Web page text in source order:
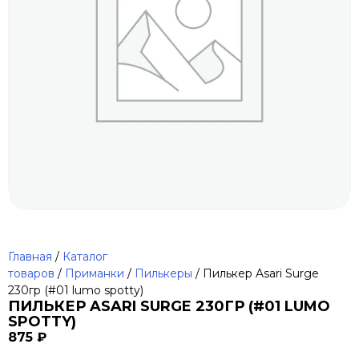
Главная / Каталог
товаров / Приманки / Пилькеры / Пилькер Asari Surge
230гр (#01 lumo spotty)
ПИЛЬКЕР ASARI SURGE 230ГР (#01 LUMO
SPOTTY)
875 ₽